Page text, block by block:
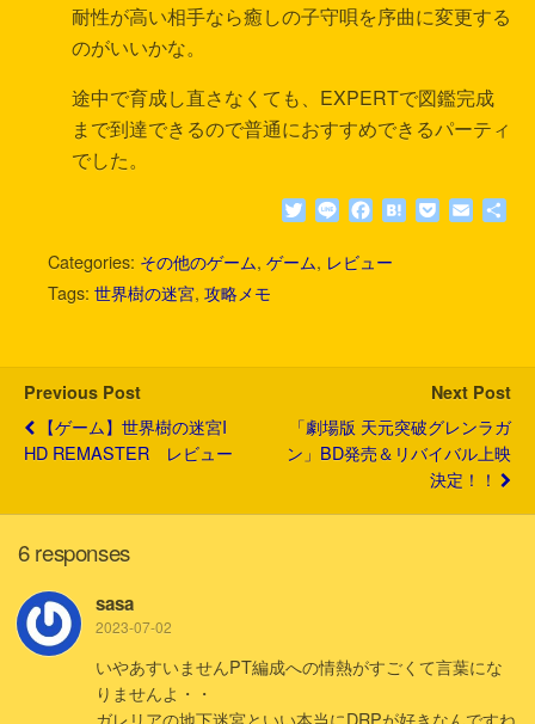
耐性が高い相手なら癒しの子守唄を序曲に変更する
のがいいかな。
途中で育成し直さなくても、EXPERTで図鑑完成
まで到達できるので普通におすすめできるパーティ
でした。
T
i
L
n
F
c
H
P
E
Categories: その他のゲーム, ゲーム, レビュー
Tags: 世界樹の迷宮, 攻略メモ
Previous Post
【ゲーム】世界樹の迷宮I
HD REMASTER レビュー
Next Post
「劇場版 天元突破グレンラガ
ン」BD発売＆リバイバル上映
決定！！
6 responses
sasa
2023-07-02
いやあすいませんPT編成への情熱がすごくて言葉にな
りませんよ・・